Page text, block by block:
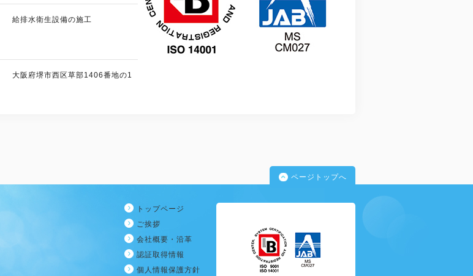
給排水衛生設備の施工
大阪府堺市西区草部1406番地の1
ページトップへ
トップページ
ご挨拶
会社概要・沿革
認証取得情報
個人情報保護方針